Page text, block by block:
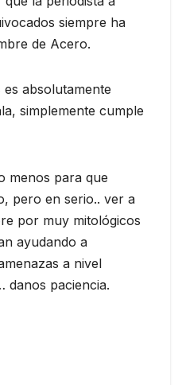
siempre ha
de Acero.
absolutamente
simplemente cumple
menos para que
pero en serio.. ver a
por muy mitológicos
ayudando a
a nivel
paciencia.